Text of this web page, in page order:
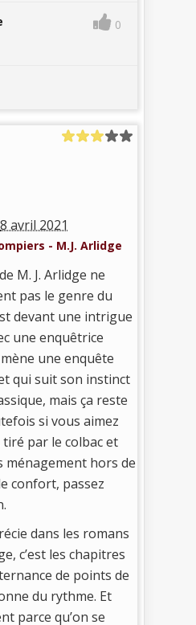
0
8 avril 2021
- M.J. Arlidge
M. J. Arlidge ne
pas le genre du
devant une intrigue
une enquêtrice
une enquête
qui suit son instinct
mais ça reste
si vous aimez
par le colbac et
ménagement hors de
confort, passez
dans les romans
c’est les chapitres
de points de
du rythme. Et
parce qu’on se